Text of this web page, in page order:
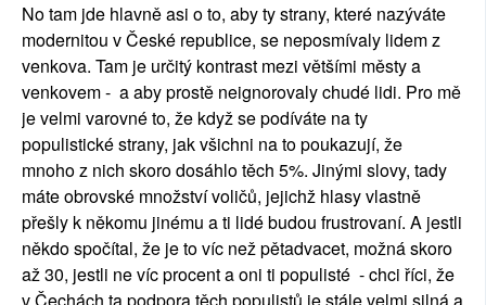
No tam jde hlavně asi o to, aby ty strany, které nazýváte
modernitou v České republice, se neposmívaly lidem z
venkova. Tam je určitý kontrast mezi většími městy a
venkovem - a aby prostě neignorovaly chudé lidi. Pro mě
je velmi varovné to, že když se podíváte na ty
populistické strany, jak všichni na to poukazují, že
mnoho z nich skoro dosáhlo těch 5%. Jinými slovy, tady
máte obrovské množství voličů, jejichž hlasy vlastně
přešly k někomu jinému a ti lidé budou frustrovaní. A jestli
někdo spočítal, že je to víc než pětadvacet, možná skoro
až 30, jestli ne víc procent a oni ti populisté - chci říci, že